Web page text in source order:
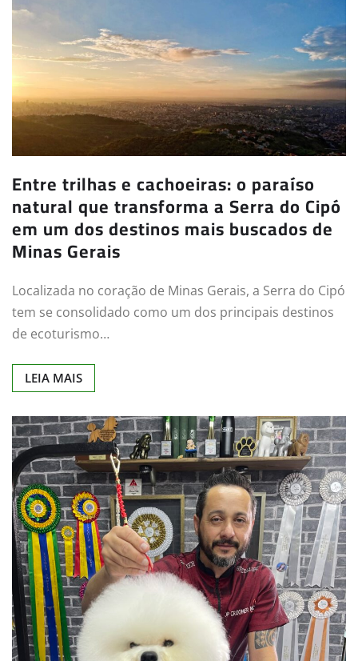
Entre trilhas e cachoeiras: o paraíso
natural que transforma a Serra do Cipó
em um dos destinos mais buscados de
Minas Gerais
Localizada no coração de Minas Gerais, a Serra do Cipó
tem se consolidado como um dos principais destinos
de ecoturismo…
LEIA MAIS